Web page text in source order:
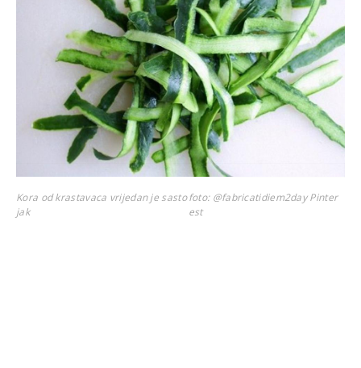
Kora od krastavaca vrijedan je sasto
jak
foto: @fabricatidiem2day Pinter
est